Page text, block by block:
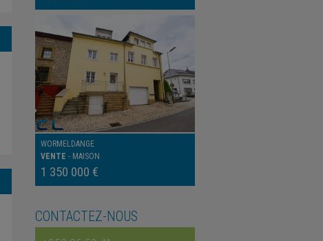
WORMELDANGE
VENTE - MAISON
1 350 000 €
CONTACTEZ-NOUS